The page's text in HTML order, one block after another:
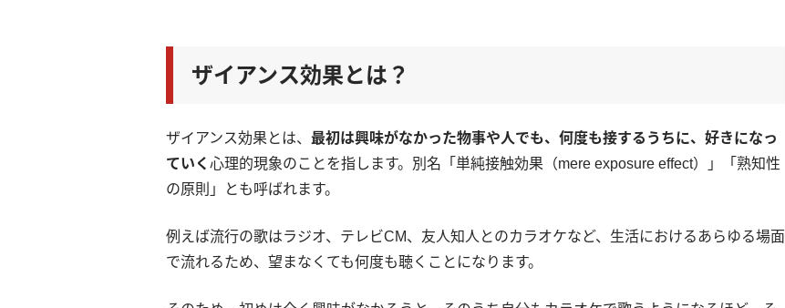
ザイアンス効果とは？
ザイアンス効果とは、 最初は興味がなかった物事や人でも、何度も接するうちに、好きになっ
ていく 心理的現象のことを指します。別名「単純接触効果（mere exposure effect）」「熟知性
の原則」とも呼ばれます。
例えば流行の歌はラジオ、テレビCM、友人知人とのカラオケなど、生活におけるあらゆる場面
で流れるため、望まなくても何度も聴くことになります。